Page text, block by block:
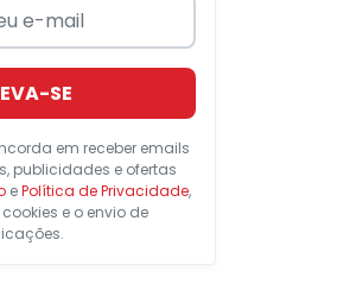
SE
em receber emails
publicidades e ofertas
ePolítica de Privacidade,
e o envio de